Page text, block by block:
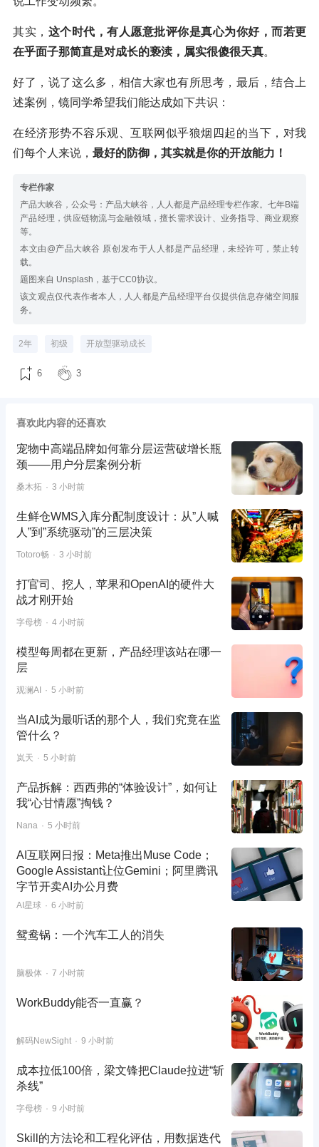
其实， 这个时代，有人愿意批评你是真心为你好，而若更
在乎面子那简直是对成长的亵渎，属实很傻很天真。
好了，说了这么多，相信大家也有所思考，最后，结合上
述案例，镜同学希望我们能达成如下共识：
在经济形势不容乐观、互联网似乎狼烟四起的当下，对我
们每个人来说， 最好的防御，其实就是你的开放能力！
专栏作家
产品大峡谷，公众号：产品大峡谷，人人都是产品经理专栏作家。七年B端
产品经理，供应链物流与金融领域，擅长需求设计、业务指导、商业观察
等。
本文由@产品大峡谷 原创发布于人人都是产品经理，未经许可，禁止转
载。
题图来自 Unsplash，基于CC0协议。
该文观点仅代表作者本人，人人都是产品经理平台仅提供信息存储空间服
务。
2年 初级 开放型驱动成长
6 3
喜欢此内容的还喜欢
宠物中高端品牌如何靠分层运营破增长瓶
颈——用户分层案例分析
桑木拓 3 小时前
生鲜仓WMS入库分配制度设计：从”人喊
人”到”系统驱动”的三层决策
Totoro畅 3 小时前
打官司、挖人，苹果和OpenAI的硬件大
战才刚开始
字母榜 4 小时前
模型每周都在更新，产品经理该站在哪一
层
观澜AI 5 小时前
当AI成为最听话的那个人，我们究竟在监
管什么？
岚天 5 小时前
产品拆解：西西弗的“体验设计”，如何让
我“心甘情愿”掏钱？
Nana 5 小时前
AI互联网日报：Meta推出Muse Code；
Google Assistant让位Gemini；阿里腾讯
字节开卖AI办公月费
AI星球 6 小时前
鸳鸯锅：一个汽车工人的消失
脑极体 7 小时前
WorkBuddy能否一直赢？
解码NewSight 9 小时前
成本拉低100倍，梁文锋把Claude拉进“斩
杀线”
字母榜 9 小时前
Skill的方法论和工程化评估，用数据迭代